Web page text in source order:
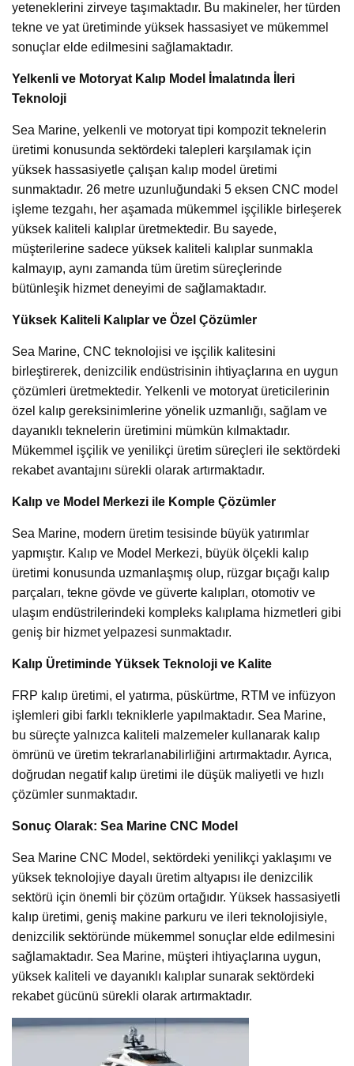
yeteneklerini zirveye taşımaktadır. Bu makineler, her türden
tekne ve yat üretiminde yüksek hassasiyet ve mükemmel
sonuçlar elde edilmesini sağlamaktadır.
Yelkenli ve Motoryat Kalıp Model İmalatında İleri
Teknoloji
Sea Marine, yelkenli ve motoryat tipi kompozit teknelerin
üretimi konusunda sektördeki talepleri karşılamak için
yüksek hassasiyetle çalışan kalıp model üretimi
sunmaktadır. 26 metre uzunluğundaki 5 eksen CNC model
işleme tezgahı, her aşamada mükemmel işçilikle birleşerek
yüksek kaliteli kalıplar üretmektedir. Bu sayede,
müşterilerine sadece yüksek kaliteli kalıplar sunmakla
kalmayıp, aynı zamanda tüm üretim süreçlerinde
bütünleşik hizmet deneyimi de sağlamaktadır.
Yüksek Kaliteli Kalıplar ve Özel Çözümler
Sea Marine, CNC teknolojisi ve işçilik kalitesini
birleştirerek, denizcilik endüstrisinin ihtiyaçlarına en uygun
çözümleri üretmektedir. Yelkenli ve motoryat üreticilerinin
özel kalıp gereksinimlerine yönelik uzmanlığı, sağlam ve
dayanıklı teknelerin üretimini mümkün kılmaktadır.
Mükemmel işçilik ve yenilikçi üretim süreçleri ile sektördeki
rekabet avantajını sürekli olarak artırmaktadır.
Kalıp ve Model Merkezi ile Komple Çözümler
Sea Marine, modern üretim tesisinde büyük yatırımlar
yapmıştır. Kalıp ve Model Merkezi, büyük ölçekli kalıp
üretimi konusunda uzmanlaşmış olup, rüzgar bıçağı kalıp
parçaları, tekne gövde ve güverte kalıpları, otomotiv ve
ulaşım endüstrilerindeki kompleks kalıplama hizmetleri gibi
geniş bir hizmet yelpazesi sunmaktadır.
Kalıp Üretiminde Yüksek Teknoloji ve Kalite
FRP kalıp üretimi, el yatırma, püskürtme, RTM ve infüzyon
işlemleri gibi farklı tekniklerle yapılmaktadır. Sea Marine,
bu süreçte yalnızca kaliteli malzemeler kullanarak kalıp
ömrünü ve üretim tekrarlanabilirliğini artırmaktadır. Ayrıca,
doğrudan negatif kalıp üretimi ile düşük maliyetli ve hızlı
çözümler sunmaktadır.
Sonuç Olarak: Sea Marine CNC Model
Sea Marine CNC Model, sektördeki yenilikçi yaklaşımı ve
yüksek teknolojiye dayalı üretim altyapısı ile denizcilik
sektörü için önemli bir çözüm ortağıdır. Yüksek hassasiyetli
kalıp üretimi, geniş makine parkuru ve ileri teknolojisiyle,
denizcilik sektöründe mükemmel sonuçlar elde edilmesini
sağlamaktadır. Sea Marine, müşteri ihtiyaçlarına uygun,
yüksek kaliteli ve dayanıklı kalıplar sunarak sektördeki
rekabet gücünü sürekli olarak artırmaktadır.